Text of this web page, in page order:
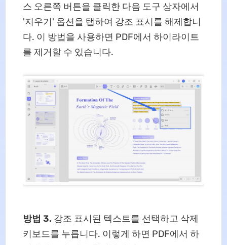
스 오른쪽 버튼을 클릭한 다음 도구 상자에서
'지우기' 옵션을 탭하여 강조 표시를 해제합니
다. 이 방법을 사용하면 PDF에서 하이라이트
를 제거할 수 있습니다.
방법 3. 강조 표시된 텍스트를 선택하고 삭제
키보드를 누릅니다. 이렇게 하면 PDF에서 하